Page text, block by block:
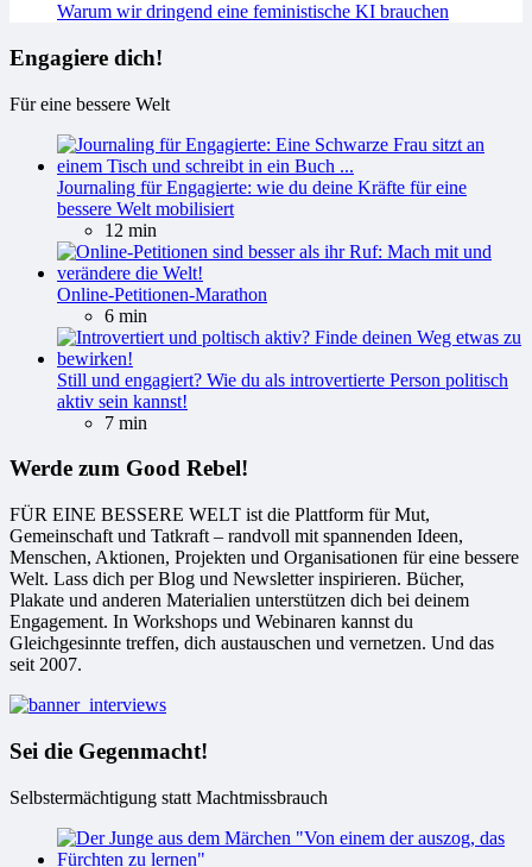
Warum wir dringend eine feministische KI brauchen
Engagiere dich!
Für eine bessere Welt
Journaling für Engagierte: wie du deine Kräfte für eine
bessere Welt mobilisiert
12 min
Online-Petitionen-Marathon
6 min
Still und engagiert? Wie du als introvertierte Person politisch
aktiv sein kannst!
7 min
Werde zum Good Rebel!
FÜR EINE BESSERE WELT ist die Plattform für Mut,
Gemeinschaft und Tatkraft – randvoll mit spannenden Ideen,
Menschen, Aktionen, Projekten und Organisationen für eine bessere
Welt. Lass dich per Blog und Newsletter inspirieren. Bücher,
Plakate und anderen Materialien unterstützen dich bei deinem
Engagement. In Workshops und Webinaren kannst du
Gleichgesinnte treffen, dich austauschen und vernetzen. Und das
seit 2007.
Sei die Gegenmacht!
Selbstermächtigung statt Machtmissbrauch